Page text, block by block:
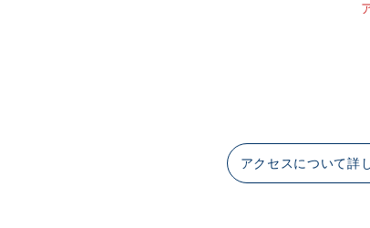
アクセスについて詳